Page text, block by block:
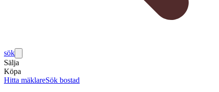
sök
Sälja
Köpa
Hitta mäklareSök bostad